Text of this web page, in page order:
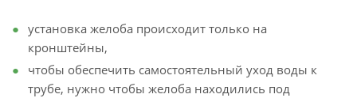
установка желоба происходит только на
кронштейны,
чтобы обеспечить самостоятельный уход воды к
трубе, нужно чтобы желоба находились под